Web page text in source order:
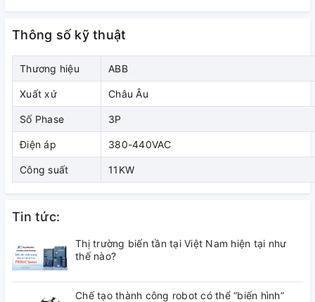
Thông số kỹ thuật
Thương hiệu ABB
Xuất xứ Châu Âu
Số Phase 3P
Điện áp 380-440VAC
Công suất 11KW
Tin tức:
Thị trường biến tần tại Việt Nam hiện tại như
thế nào?
Chế tạo thành công robot có thể “biến hình”